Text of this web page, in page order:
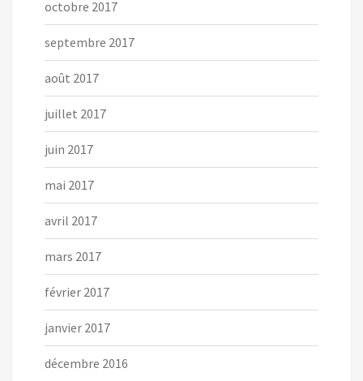
octobre 2017
septembre 2017
août 2017
juillet 2017
juin 2017
mai 2017
avril 2017
mars 2017
février 2017
janvier 2017
décembre 2016